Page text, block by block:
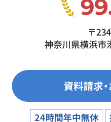
〒
神奈川県横浜市
資料請求
24時間年中無休